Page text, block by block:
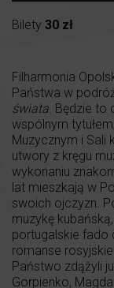
Bilety 30 zł
Filharmonia
Państwa w
świata. Będzie to
wspólnym
Muzycznym i Sali
utwory z kręgu
wykonaniu
lat mieszkają w
swoich ojczyzn.
muzykę
portugalskie fado
romanse
Państwo zdążyli
Gorpienko,